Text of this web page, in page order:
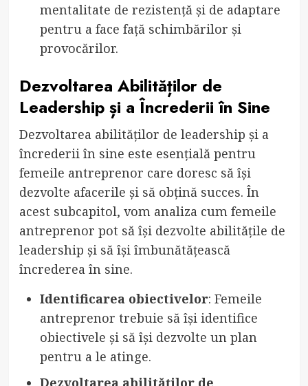
mentalitate de rezistență și de adaptare
pentru a face față schimbărilor și
provocărilor.
Dezvoltarea Abilităților de
Leadership și a Încrederii în Sine
Dezvoltarea abilităților de leadership și a
încrederii în sine este esențială pentru
femeile antreprenor care doresc să își
dezvolte afacerile și să obțină succes. În
acest subcapitol, vom analiza cum femeile
antreprenor pot să își dezvolte abilitățile de
leadership și să își îmbunătățească
încrederea în sine.
Identificarea obiectivelor: Femeile
antreprenor trebuie să își identifice
obiectivele și să își dezvolte un plan
pentru a le atinge.